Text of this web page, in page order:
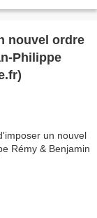
nouvel ordre
Philippe